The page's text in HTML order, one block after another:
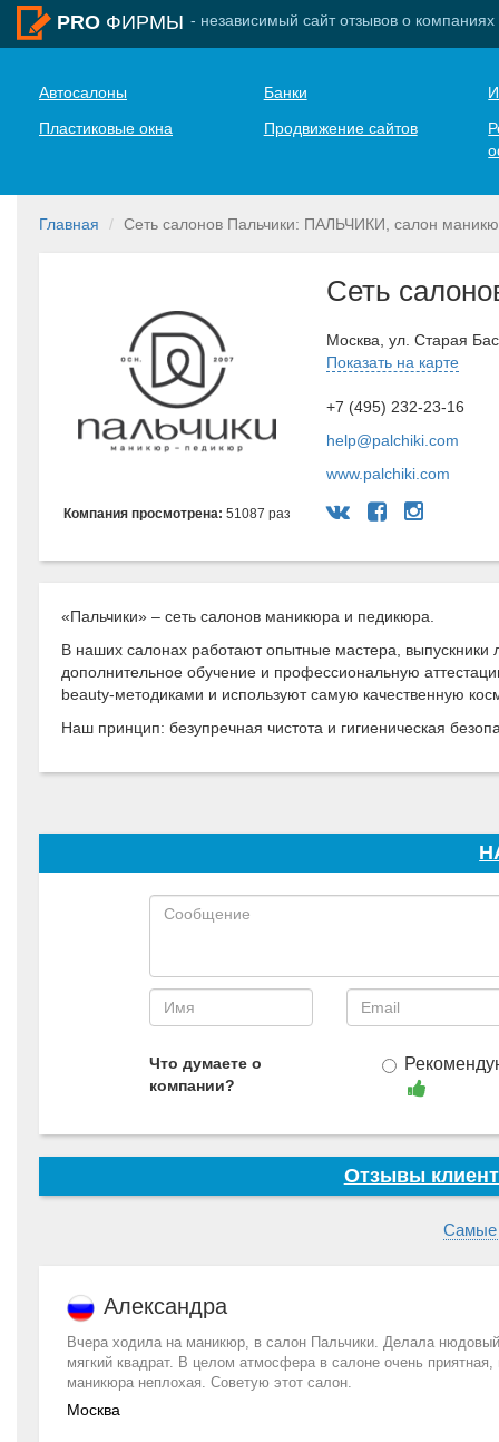
PRO ФИРМЫ - независимый сайт отзывов о компаниях
Автосалоны Банки
Пластиковые окна
Продвижение сайтов
Главная Сеть салонов Пальчики: ПАЛЬЧИКИ, салон
Компания просмотрена:51087 раз
Сеть
Москва, ул. Старая
Показать на карте
+7 (495) 232-23-16
help@palchiki.com
www.palchiki.com
«Пальчики» – сеть салонов маникюра и педикюра.
В наших салонах работают опытные мастера, выпускники
дополнительное обучение и профессиональную
beauty-методиками и используют самую качественную
Наш принцип: безупречная чистота и гигиеническая
Что думаете о
компании?
Отзывы
Самые
Александра
Вчера ходила на маникюр, в салон Пальчики. Делала
мягкий квадрат. В целом атмосфера в салоне очень
маникюра неплохая. Советую этот салон.
Москва